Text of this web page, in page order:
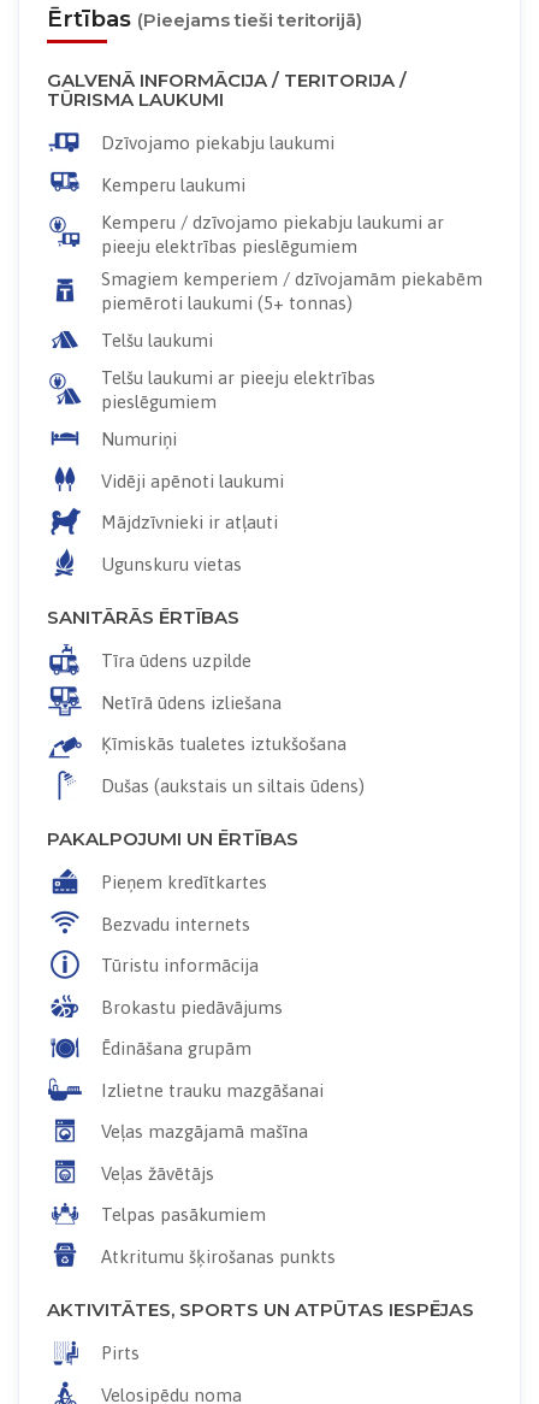
Ērtības (Pieejams tieši teritorijā)
GALVENĀ INFORMĀCIJA / TERITORIJA /
TŪRISMA LAUKUMI
Dzīvojamo piekabju laukumi
Kemperu laukumi
Kemperu / dzīvojamo piekabju laukumi ar
pieeju elektrības pieslēgumiem
Smagiem kemperiem / dzīvojamām piekabēm
piemēroti laukumi (5+ tonnas)
Telšu laukumi
Telšu laukumi ar pieeju elektrības
pieslēgumiem
Numuriņi
Vidēji apēnoti laukumi
Mājdzīvnieki ir atļauti
Ugunskuru vietas
SANITĀRĀS ĒRTĪBAS
Tīra ūdens uzpilde
Netīrā ūdens izliešana
Ķīmiskās tualetes iztukšošana
Dušas (aukstais un siltais ūdens)
PAKALPOJUMI UN ĒRTĪBAS
Pieņem kredītkartes
Bezvadu internets
Tūristu informācija
Brokastu piedāvājums
Ēdināšana grupām
Izlietne trauku mazgāšanai
Veļas mazgājamā mašīna
Veļas žāvētājs
Telpas pasākumiem
Atkritumu šķirošanas punkts
AKTIVITĀTES, SPORTS UN ATPŪTAS IESPĒJAS
Pirts
Velosipēdu noma